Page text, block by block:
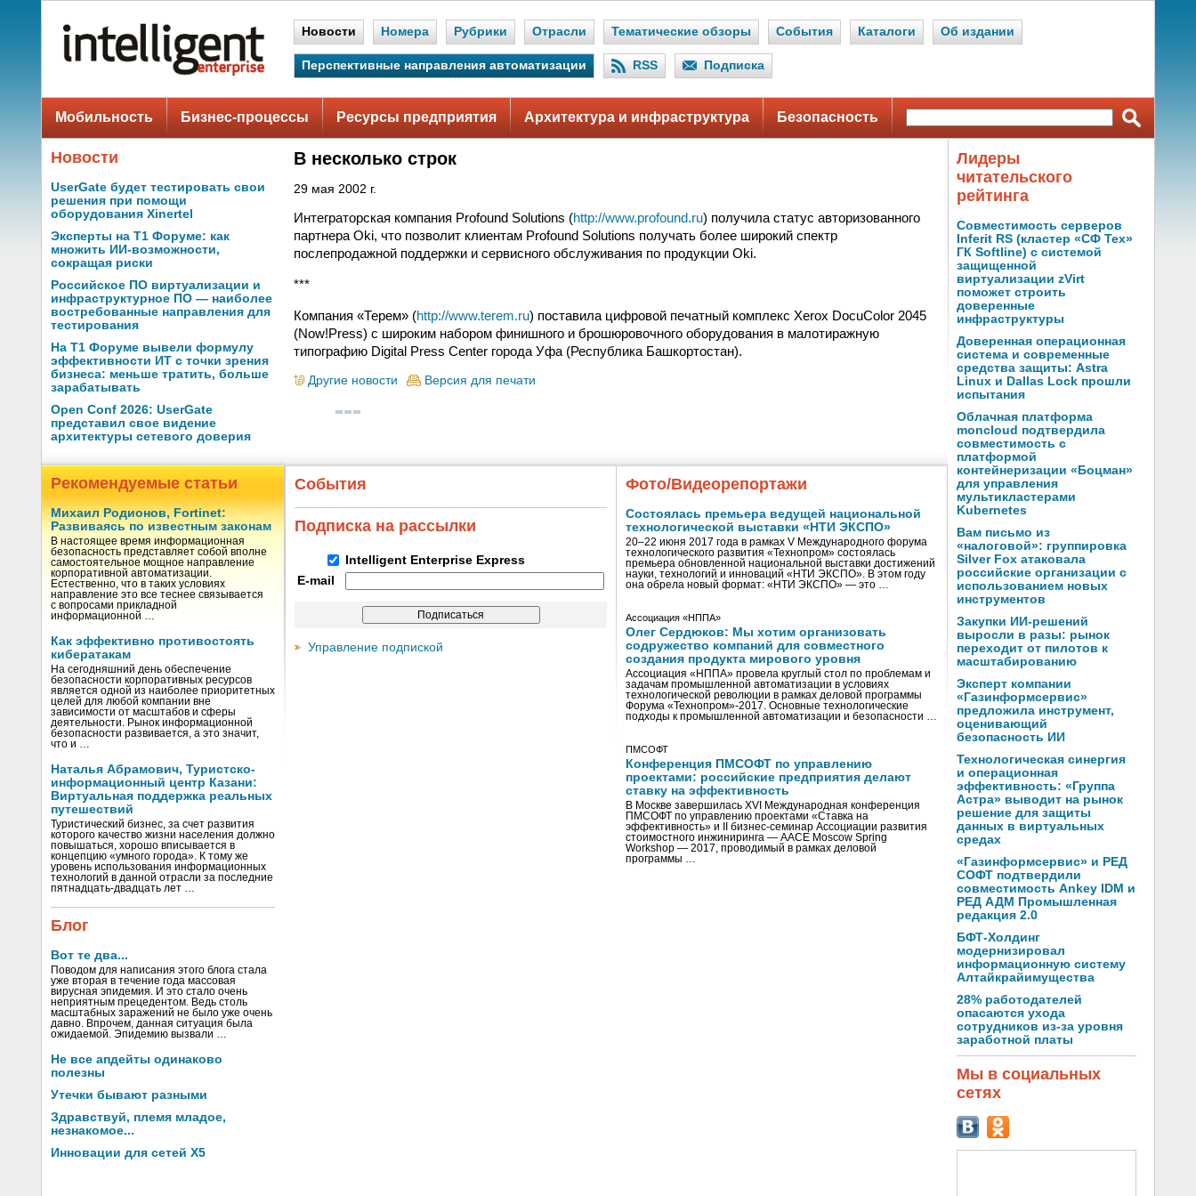
Новости Номера Рубрики Отрасли Тематические обзоры События Каталоги Об издании
Перспективные направления автоматизации RSS Подписка
Мобильность Бизнес-процессы Ресурсы предприятия Архитектура и инфраструктура Безопасность
Новости
UserGate будет тестировать свои
решения при помощи
оборудования Xinertel
Эксперты на Т1 Форуме: как
множить ИИ-возможности,
сокращая риски
Российское ПО виртуализации и
инфраструктурное ПО — наиболее
востребованные направления для
тестирования
На Т1 Форуме вывели формулу
эффективности ИТ с точки зрения
бизнеса: меньше тратить, больше
зарабатывать
Open Conf 2026: UserGate
представил свое видение
архитектуры сетевого доверия
Рекомендуемые статьи
Михаил Родионов, Fortinet:
Развиваясь по известным законам
В настоящее время информационная
безопасность представляет собой вполне
самостоятельное мощное направление
корпоративной автоматизации.
Естественно, что в таких условиях
направление это все теснее связывается
с вопросами прикладной
информационной …
Как эффективно противостоять
кибератакам
На сегодняшний день обеспечение
безопасности корпоративных ресурсов
является одной из наиболее приоритетных
целей для любой компании вне
зависимости от масштабов и сферы
деятельности. Рынок информационной
безопасности развивается, а это значит,
что и …
Наталья Абрамович, Туристско-
информационный центр Казани:
Виртуальная поддержка реальных
путешествий
Туристический бизнес, за счет развития
которого качество жизни населения должно
повышаться, хорошо вписывается в
концепцию «умного города». К тому же
уровень использования информационных
технологий в данной отрасли за последние
пятнадцать-двадцать лет …
Блог
Вот те два...
Поводом для написания этого блога стала
уже вторая в течение года массовая
вирусная эпидемия. И это стало очень
неприятным прецедентом. Ведь столь
масштабных заражений не было уже очень
давно. Впрочем, данная ситуация была
ожидаемой. Эпидемию вызвали …
Не все апдейты одинаково
полезны
Утечки бывают разными
Здравствуй, племя младое,
незнакомое...
Инновации для сетей X5
В несколько строк
29 мая 2002 г.
Интеграторская компания Profound Solutions (http://www.profound.ru) получила статус авторизованного
партнера Oki, что позволит клиентам Profound Solutions получать более широкий спектр
послепродажной поддержки и сервисного обслуживания по продукции Oki.
***
Компания «Терем» (http://www.terem.ru) поставила цифровой печатный комплекс Xerox DocuColor 2045
(Now!Press) с широким набором финишного и брошюровочного оборудования в малотиражную
типографию Digital Press Center города Уфа (Республика Башкортостан).
Другие новости Версия для печати
События
Подписка на рассылки
Intelligent Enterprise Express
E-mail
Управление подпиской
Фото/Видеорепортажи
Состоялась премьера ведущей национальной
технологической выставки «НТИ ЭКСПО»
20–22 июня 2017 года в рамках V Международного форума
технологического развития «Технопром» состоялась
премьера обновленной национальной выставки достижений
науки, технологий и инноваций «НТИ ЭКСПО». В этом году
она обрела новый формат: «НТИ ЭКСПО» — это …
Ассоциация «НППА»
Олег Сердюков: Мы хотим организовать
содружество компаний для совместного
создания продукта мирового уровня
Ассоциация «НППА» провела круглый стол по проблемам и
задачам промышленной автоматизации в условиях
технологической революции в рамках деловой программы
Форума «Технопром»-2017. Основные технологические
подходы к промышленной автоматизации и безопасности …
ПМСОФТ
Конференция ПМСОФТ по управлению
проектами: российские предприятия делают
ставку на эффективность
В Москве завершилась XVI Международная конференция
ПМСОФТ по управлению проектами «Ставка на
эффективность» и II бизнес-семинар Ассоциации развития
стоимостного инжиниринга — AACE Moscow Spring
Workshop — 2017, проводимый в рамках деловой
программы …
Лидеры
читательского
рейтинга
Совместимость серверов
Inferit RS (кластер «СФ Тех»
ГК Softline) с системой
защищенной
виртуализации zVirt
поможет строить
доверенные
инфраструктуры
Доверенная операционная
система и современные
средства защиты: Astra
Linux и Dallas Lock прошли
испытания
Облачная платформа
moncloud подтвердила
совместимость с
платформой
контейнеризации «Боцман»
для управления
мультикластерами
Kubernetes
Вам письмо из
«налоговой»: группировка
Silver Fox атаковала
российские организации с
использованием новых
инструментов
Закупки ИИ-решений
выросли в разы: рынок
переходит от пилотов к
масштабированию
Эксперт компании
«Газинформсервис»
предложила инструмент,
оценивающий
безопасность ИИ
Технологическая синергия
и операционная
эффективность: «Группа
Астра» выводит на рынок
решение для защиты
данных в виртуальных
средах
«Газинформсервис» и РЕД
СОФТ подтвердили
совместимость Ankey IDM и
РЕД АДМ Промышленная
редакция 2.0
БФТ-Холдинг
модернизировал
информационную систему
Алтайкрайимущества
28% работодателей
опасаются ухода
сотрудников из-за уровня
заработной платы
Мы в социальных
сетях